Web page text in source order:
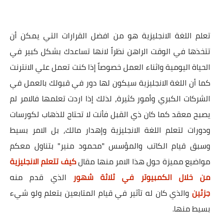
تعلم اللغة الانجليزية هو من افضل القرارات التي يمكن أن
تتخذها في الوقت الراهن نظراً لانها تساعدك بشكل كبير في
الحياة اليومية واثناء العمل خصوصاً إذا كنت تعمل علي الانترنت
كما أن اللغة الانجليزية سيكون لها دور في قبولك بالعمل في
الشركات الكبري وأمور كثيرة، لذلك إذا اردت تعلمها فالامر لم
يصبح معقد كما كان ذي القبل فأنت لا تحتاج للذهاب لكورسات
ودورات لتعلم اللغة الانجليزية وإهدار مالك، بل الامر بسيط
وسبق قيام الكاتب والمؤسس "محمود منير" بتناول معكم
مواضيع مميزة حول هذا الامر منها مقالكيف تتعلم الانجليزية
من خلال الكمبيوتر في ثلاثة شهور الذي قدم منه
جزئين والذي كان له تآثير في قيام المتابعين بتعلم ولو شيء
بسيط منها.